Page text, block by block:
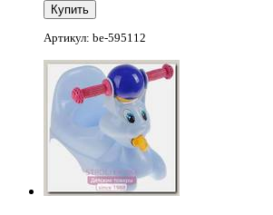
Артикул: be-595112